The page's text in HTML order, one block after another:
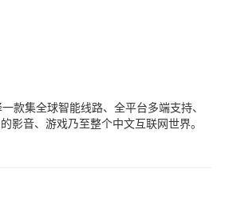
款集全球智能线路、全平台多端支持、
影音、游戏乃至整个中文互联网世界。